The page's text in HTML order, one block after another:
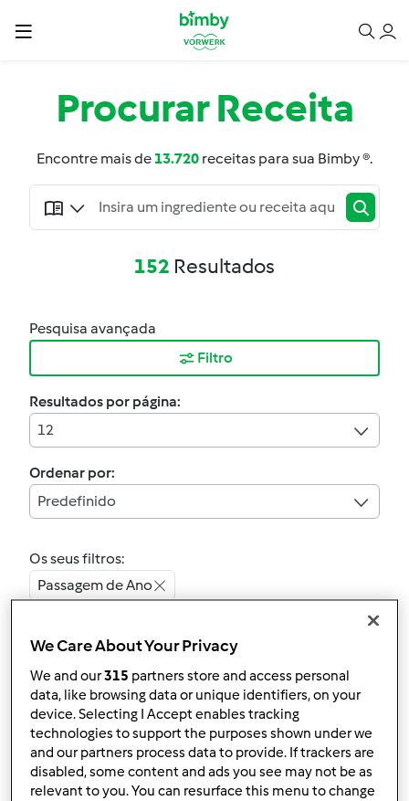
ProcurarReceita
Encontre mais de13.720 receitas para sua Bimby ®.
152 Resultados
Pesquisa avançada
Filtro
Resultados por página:
12
Ordenar por:
Predefinido
Os seus filtros:
Passagem de Ano
4.8(26)
Néctar de longa
duração
porggi
We Care About Your Privacy
We and our315 partners store and access personal
data, like browsing data or unique identifiers, on your
device. Selecting I Accept enables tracking
technologies to support the purposes shown under we
and our partners process data to provide. If trackers are
disabled, some content and ads you see may not be as
relevant to you. You can resurface this menu to change